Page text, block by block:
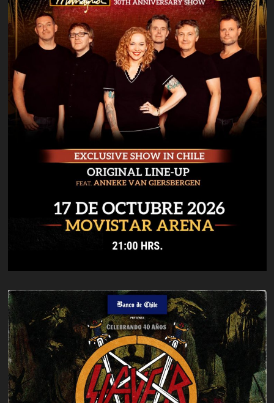
el
Festival
Power
Trip:
Cliff
Regresa